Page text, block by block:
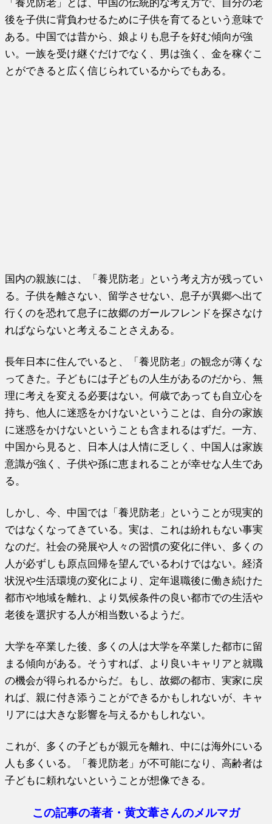
「養児防老」とは、中国の伝統的な考え方で、自分の老
後を子供に背負わせるために子供を育てるという意味で
ある。中国では昔から、娘よりも息子を好む傾向が強
い。一族を受け継ぐだけでなく、男は強く、金を稼ぐこ
とができると広く信じられているからでもある。
国内の親族には、「養児防老」という考え方が残ってい
る。子供を離さない、留学させない、息子が異郷へ出て
行くのを恐れて息子に故郷のガールフレンドを探さなけ
ればならないと考えることさえある。
長年日本に住んでいると、「養児防老」の観念が薄くな
ってきた。子どもには子どもの人生があるのだから、無
理に考えを変える必要はない。何歳であっても自立心を
持ち、他人に迷惑をかけないということは、自分の家族
に迷惑をかけないということも含まれるはずだ。一方、
中国から見ると、日本人は人情に乏しく、中国人は家族
意識が強く、子供や孫に恵まれることが幸せな人生であ
る。
しかし、今、中国では「養児防老」ということが現実的
ではなくなってきている。実は、これは紛れもない事実
なのだ。社会の発展や人々の習慣の変化に伴い、多くの
人が必ずしも原点回帰を望んでいるわけではない。経済
状況や生活環境の変化により、定年退職後に働き続けた
都市や地域を離れ、より気候条件の良い都市での生活や
老後を選択する人が相当数いるようだ。
大学を卒業した後、多くの人は大学を卒業した都市に留
まる傾向がある。そうすれば、より良いキャリアと就職
の機会が得られるからだ。もし、故郷の都市、実家に戻
れば、親に付き添うことができるかもしれないが、キャ
リアには大きな影響を与えるかもしれない。
これが、多くの子どもが親元を離れ、中には海外にいる
人も多くいる。「養児防老」が不可能になり、高齢者は
子どもに頼れないということが想像できる。
この記事の著者・黄文葦さんのメルマガ